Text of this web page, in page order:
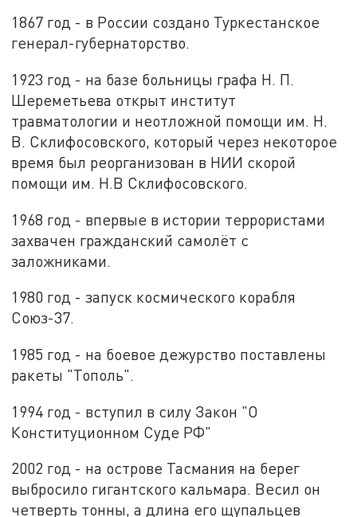
1867 год - в России создано Туркестанское
генерал-губернаторство.
1923 год - на базе больницы графа Н. П.
Шереметьева открыт институт
травматологии и неотложной помощи им. Н.
В. Склифосовского, который через некоторое
время был реорганизован в НИИ скорой
помощи им. Н.В Склифосовского.
1968 год - впервые в истории террористами
захвачен гражданский самолёт с
заложниками.
1980 год - запуск космического корабля
Союз-37.
1985 год - на боевое дежурство поставлены
ракеты "Тополь".
1994 год - вступил в силу Закон "О
Конституционном Суде РФ"
2002 год - на острове Тасмания на берег
выбросило гигантского кальмара. Весил он
четверть тонны, а длина его щупальцев